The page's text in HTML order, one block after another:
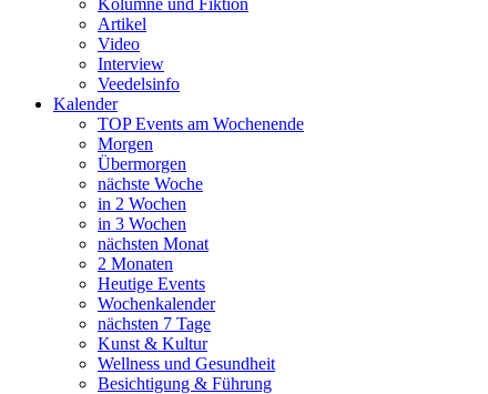
Kolumne und Fiktion
Artikel
Video
Interview
Veedelsinfo
Kalender
TOP Events am Wochenende
Morgen
Übermorgen
nächste Woche
in 2 Wochen
in 3 Wochen
nächsten Monat
2 Monaten
Heutige Events
Wochenkalender
nächsten 7 Tage
Kunst & Kultur
Wellness und Gesundheit
Besichtigung & Führung